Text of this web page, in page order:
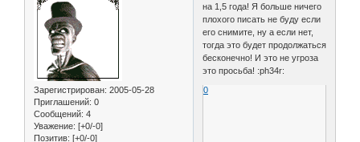
Зарегистрирован: 2005-05-28
Приглашений: 0
Сообщений: 4
Уважение: [+0/-0]
Позитив: [+0/-0]
на 1,5 года! Я больше ничего
плохого писать не буду если
его снимите, ну а если нет,
тогда это будет продолжаться
бесконечно! И это не угроза
это просьба! :ph34r:
0